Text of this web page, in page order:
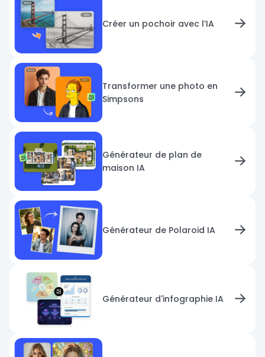
Créer un pochoir avec l’IA
Transformer une photo en
Simpsons
Générateur de plan de
maison IA
Générateur de Polaroid IA
Générateur d'infographie IA